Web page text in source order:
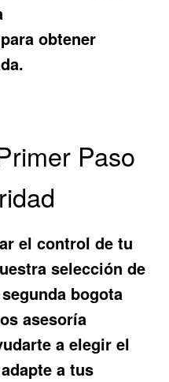
obtener
Paso
el control de tu
selección de
bogota
asesoría
a elegir el
a tus